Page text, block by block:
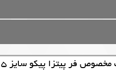
فر پیتزا پیکو سایز 15 تفلون